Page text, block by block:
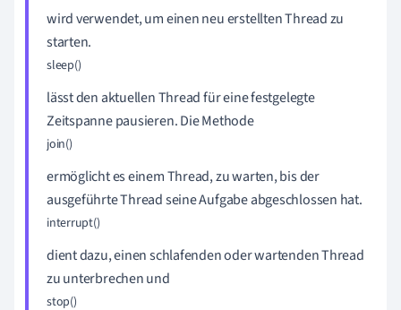
wird verwendet, um einen neu erstellten Thread zu
starten.
sleep()
lässt den aktuellen Thread für eine festgelegte
Zeitspanne pausieren. Die Methode
join()
ermöglicht es einem Thread, zu warten, bis der
ausgeführte Thread seine Aufgabe abgeschlossen hat.
interrupt()
dient dazu, einen schlafenden oder wartenden Thread
zu unterbrechen und
stop()